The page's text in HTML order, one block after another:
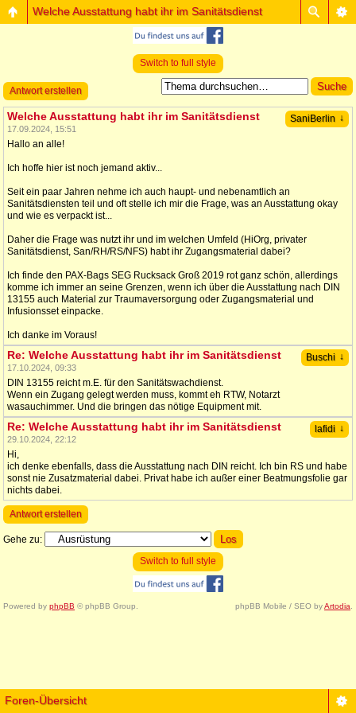
Welche Ausstattung habt ihr im Sanitätsdienst
Switch to full style
Antwort erstellen
SaniBerlin ↓
Welche Ausstattung habt ihr im Sanitätsdienst
17.09.2024, 15:51
Hallo an alle!
Ich hoffe hier ist noch jemand aktiv...
Seit ein paar Jahren nehme ich auch haupt- und nebenamtlich an
Sanitätsdiensten teil und oft stelle ich mir die Frage, was an Ausstattung okay
und wie es verpackt ist...
Daher die Frage was nutzt ihr und im welchen Umfeld (HiOrg, privater
Sanitätsdienst, San/RH/RS/NFS) habt ihr Zugangsmaterial dabei?
Ich finde den PAX-Bags SEG Rucksack Groß 2019 rot ganz schön, allerdings
komme ich immer an seine Grenzen, wenn ich über die Ausstattung nach DIN
13155 auch Material zur Traumaversorgung oder Zugangsmaterial und
Infusionsset einpacke.
Ich danke im Voraus!
Buschi ↓
Re: Welche Ausstattung habt ihr im Sanitätsdienst
17.10.2024, 09:33
DIN 13155 reicht m.E. für den Sanitätswachdienst.
Wenn ein Zugang gelegt werden muss, kommt eh RTW, Notarzt
wasauchimmer. Und die bringen das nötige Equipment mit.
lafidi ↓
Re: Welche Ausstattung habt ihr im Sanitätsdienst
29.10.2024, 22:12
Hi,
ich denke ebenfalls, dass die Ausstattung nach DIN reicht. Ich bin RS und habe
sonst nie Zusatzmaterial dabei. Privat habe ich außer einer Beatmungsfolie gar
nichts dabei.
Antwort erstellen
Gehe zu:
Switch to full style
Powered by phpBB © phpBB Group. phpBB Mobile / SEO byArtodia
Foren-Übersicht